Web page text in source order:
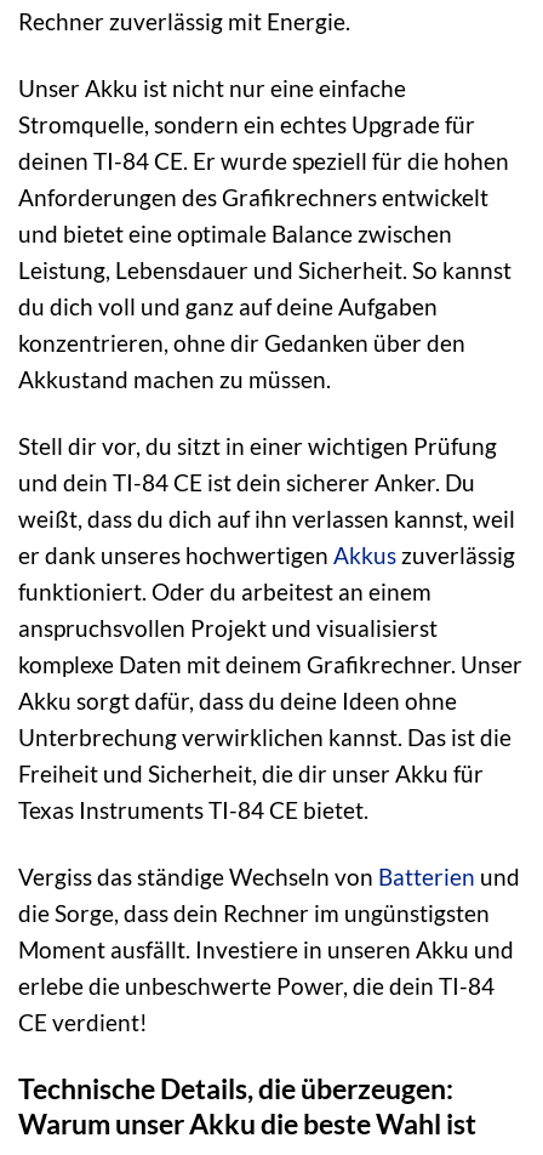
Rechner zuverlässig mit Energie.
Unser Akku ist nicht nur eine einfache
Stromquelle, sondern ein echtes Upgrade für
deinen TI-84 CE. Er wurde speziell für die hohen
Anforderungen des Grafikrechners entwickelt
und bietet eine optimale Balance zwischen
Leistung, Lebensdauer und Sicherheit. So kannst
du dich voll und ganz auf deine Aufgaben
konzentrieren, ohne dir Gedanken über den
Akkustand machen zu müssen.
Stell dir vor, du sitzt in einer wichtigen Prüfung
und dein TI-84 CE ist dein sicherer Anker. Du
weißt, dass du dich auf ihn verlassen kannst, weil
er dank unseres hochwertigen Akkus zuverlässig
funktioniert. Oder du arbeitest an einem
anspruchsvollen Projekt und visualisierst
komplexe Daten mit deinem Grafikrechner. Unser
Akku sorgt dafür, dass du deine Ideen ohne
Unterbrechung verwirklichen kannst. Das ist die
Freiheit und Sicherheit, die dir unser Akku für
Texas Instruments TI-84 CE bietet.
Vergiss das ständige Wechseln von Batterien und
die Sorge, dass dein Rechner im ungünstigsten
Moment ausfällt. Investiere in unseren Akku und
erlebe die unbeschwerte Power, die dein TI-84
CE verdient!
Technische Details, die überzeugen:
Warum unser Akku die beste Wahl ist